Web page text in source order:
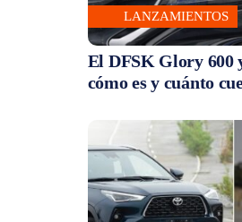
LANZAMIENTOS
El DFSK Glory 600
cómo es y cuánto